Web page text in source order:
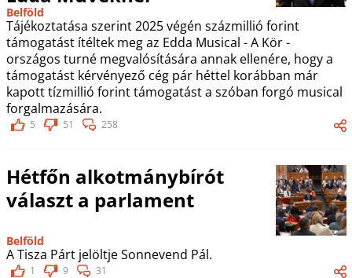
Belföld
Tájékoztatása szerint 2025 végén százmillió forint
támogatást ítéltek meg az Edda Musical - A Kör -
országos turné megvalósítására annak ellenére, hogy a
támogatást kérvényező cég pár héttel korábban már
kapott tízmillió forint támogatást a szóban forgó musical
forgalmazására.
5 51 258
Hétfőn alkotmánybírót
választ a parlament
Belföld
A Tisza Párt jelöltje Sonnevend Pál.
1 9 31